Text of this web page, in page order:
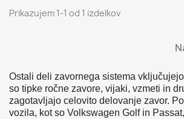
Prikazujem 1-1 od 1 izdelkov
Ostali deli zavornega sistema
so tipke ročne zavore, vijaki, vzmeti in
zagotavljajo celovito delovanje zavor.
vozila, kot so Volkswagen Golf in